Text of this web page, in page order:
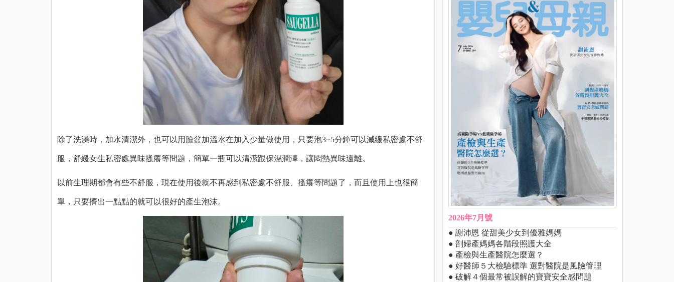
除了洗澡時，加水清潔外，也可以用臉盆加溫水在加入少量做使用，只要泡3~5分鐘可以減緩私密處不舒
服，舒緩女生私密處異味搔癢等問題， 簡單一瓶可以清潔跟保濕潤澤，讓悶熱異味遠離。
以前生理期都會有些不舒服，現在使用後就不再感到私密處不舒服、搔癢等問題了，而且 使用上也很簡
單，只要擠出一點點的就可以很好的產生泡沫。
2026年7月號
● 謝沛恩 從甜美少女到優雅媽媽
● 剖婦產媽媽各階段照護大全
● 產檢與生產醫院怎麼選？
● 好醫師５大檢驗標準 選對醫院是風險管理
● 破解４個最常被誤解的寶寶安全感問題